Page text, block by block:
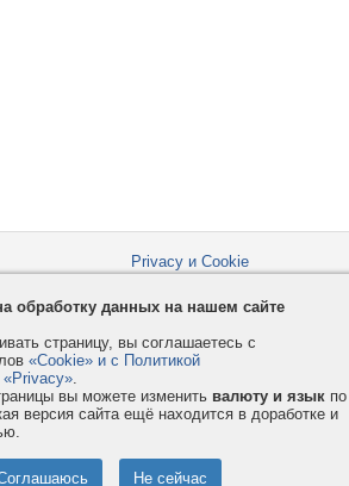
Privacy и Cookie
Форумы
VMESTE.EU
обработку данных на нашем сайте
страницу, вы соглашаетесь с
«Cookie» и с Политикой
«Privacy».
вы можете изменить валюту и язык по
версия сайта ещё находится в доработке и